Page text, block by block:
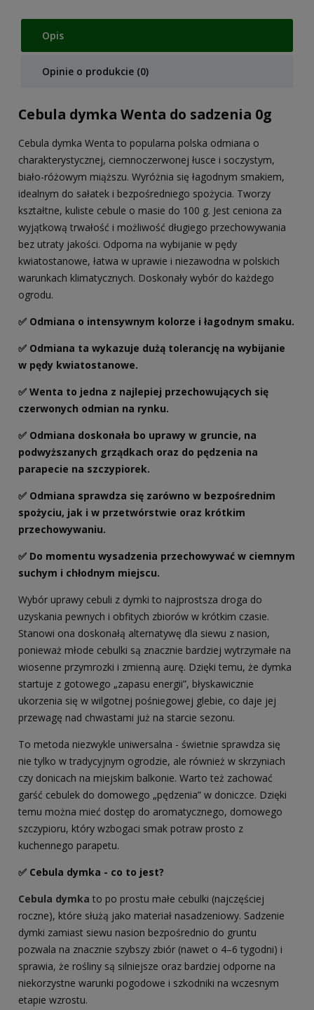
Opis
Opinie o produkcie (0)
Cebula dymka Wenta do sadzenia 0g
Cebula dymka Wenta to popularna polska odmiana o
charakterystycznej, ciemnoczerwonej łusce i soczystym,
biało-różowym miąższu. Wyróżnia się łagodnym smakiem,
idealnym do sałatek i bezpośredniego spożycia. Tworzy
kształtne, kuliste cebule o masie do 100 g. Jest ceniona za
wyjątkową trwałość i możliwość długiego przechowywania
bez utraty jakości. Odporna na wybijanie w pędy
kwiatostanowe, łatwa w uprawie i niezawodna w polskich
warunkach klimatycznych. Doskonały wybór do każdego
ogrodu.
✅ Odmiana o intensywnym kolorze i łagodnym smaku.
✅ Odmiana ta wykazuje dużą tolerancję na wybijanie
w pędy kwiatostanowe.
✅ Wenta to jedna z najlepiej przechowujących się
czerwonych odmian na rynku.
✅ Odmiana doskonała bo uprawy w gruncie, na
podwyższanych grządkach oraz do pędzenia na
parapecie na szczypiorek.
✅ Odmiana sprawdza się zarówno w bezpośrednim
spożyciu, jak i w przetwórstwie oraz krótkim
przechowywaniu.
✅ Do momentu wysadzenia przechowywać w ciemnym
suchym i chłodnym miejscu.
Wybór uprawy cebuli z dymki to najprostsza droga do
uzyskania pewnych i obfitych zbiorów w krótkim czasie.
Stanowi ona doskonałą alternatywę dla siewu z nasion,
ponieważ młode cebulki są znacznie bardziej wytrzymałe na
wiosenne przymrozki i zmienną aurę. Dzięki temu, że dymka
startuje z gotowego „zapasu energii”, błyskawicznie
ukorzenia się w wilgotnej pośniegowej glebie, co daje jej
przewagę nad chwastami już na starcie sezonu.
To metoda niezwykle uniwersalna - świetnie sprawdza się
nie tylko w tradycyjnym ogrodzie, ale również w skrzyniach
czy donicach na miejskim balkonie. Warto też zachować
garść cebulek do domowego „pędzenia” w doniczce. Dzięki
temu można mieć dostęp do aromatycznego, domowego
szczypioru, który wzbogaci smak potraw prosto z
kuchennego parapetu.
✅ Cebula dymka - co to jest?
Cebula dymka to po prostu małe cebulki (najczęściej
roczne), które służą jako materiał nasadzeniowy. Sadzenie
dymki zamiast siewu nasion bezpośrednio do gruntu
pozwala na znacznie szybszy zbiór (nawet o 4–6 tygodni) i
sprawia, że rośliny są silniejsze oraz bardziej odporne na
niekorzystne warunki pogodowe i szkodniki na wczesnym
etapie wzrostu.